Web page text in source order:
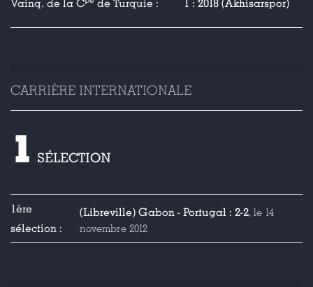
Vainq. de la C de Turquie : 1 : 2018 (Akhisarspor)
CARRIÈRE INTERNATIONALE
1 SÉLECTION
1ère
sélection :
(Libreville) Gabon - Portugal : 2-2, le 14
novembre 2012